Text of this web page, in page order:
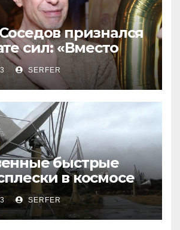
признался
сил: «Вместо
Пригожина»
SERFER
быстрые
в космосе
все более
SERFER